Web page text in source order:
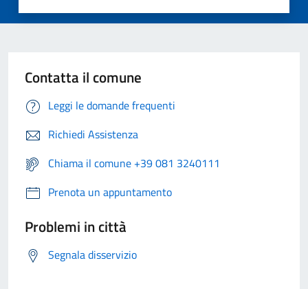
Contatta il comune
Leggi le domande frequenti
Richiedi Assistenza
Chiama il comune +39 081 3240111
Prenota un appuntamento
Problemi in città
Segnala disservizio